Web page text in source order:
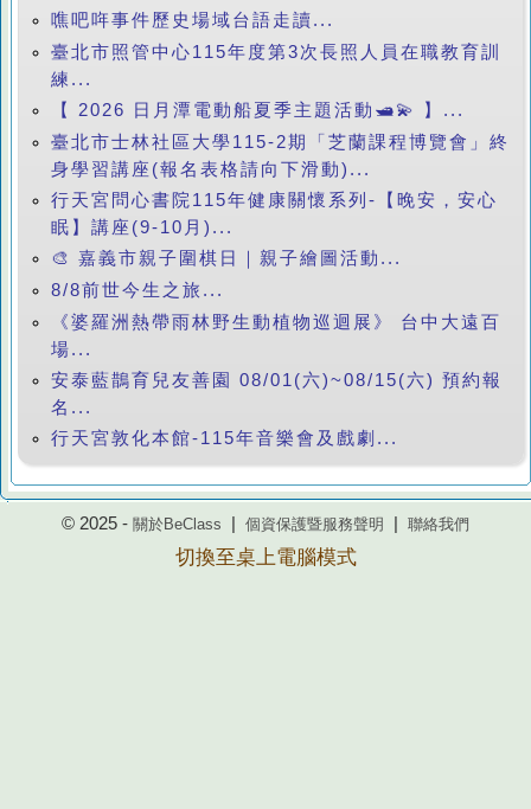
噍吧哖事件歷史場域台語走讀...
臺北市照管中心115年度第3次長照人員在職教育訓
練...
【 2026 日月潭電動船夏季主題活動🛥️💫 】...
臺北市士林社區大學115-2期「芝蘭課程博覽會」終
身學習講座(報名表格請向下滑動)...
行天宮問心書院115年健康關懷系列-【晚安，安心
眠】講座(9-10月)...
🎨 嘉義市親子圍棋日｜親子繪圖活動...
8/8前世今生之旅...
《婆羅洲熱帶雨林野生動植物巡迴展》 台中大遠百
場...
安泰藍鵲育兒友善園 08/01(六)~08/15(六) 預約報
名...
行天宮敦化本館-115年音樂會及戲劇...
© 2025 - 關於BeClass 個資保護暨服務聲明 聯絡我們
切換至桌上電腦模式